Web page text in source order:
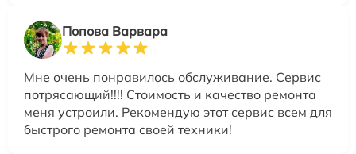
Попова Варвара
Мне очень понравилось обслуживание. Сервис
потрясающий!!!! Стоимость и качество ремонта
меня устроили. Рекомендую этот сервис всем для
быстрого ремонта своей техники!